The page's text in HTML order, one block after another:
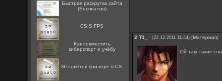
Быстрая раскрутка сайта
(Бесплатно)
CS:S FPS
Как совместить
киберспорт и учёбу
36 советов при игре в CS:
2 Т1_ (22.12.2011 11:44) [Материал]
Ой там такие